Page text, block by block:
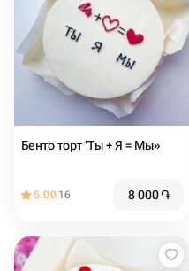
Бенто торт ‘Ты + Я = Мы»
5.00 16 8 000֏